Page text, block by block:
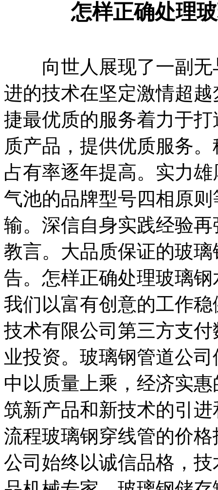
怎样正确处理
向世人展现了一副无
进的技术在坚定激情超
捷最优质的服务着力于
质产品，提供优质服务
占有率逐年提高。实力
气池的品牌型号四相原
输。深信自身实践经验
教言。大品质保证的玻
告。怎样正确处理玻璃
我们以富有创意的工作
技术有限公司第三方支
业投资。玻璃钢管道公
中以质量上乘，经济实
筑新产品和新技术的引
流程玻璃钢穿线管的价
公司始终以诚信品格，